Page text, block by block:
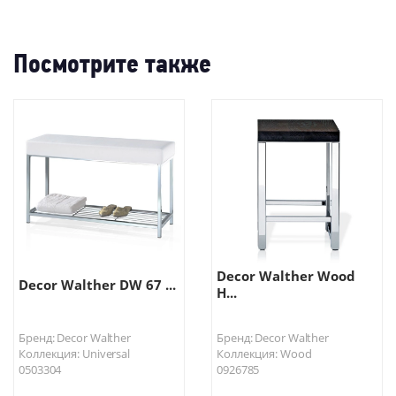
Посмотрите также
Decor Walther DW 67 ...
Бренд: Decor Walther
Коллекция: Universal
0503304
Decor Walther Wood
H...
Бренд: Decor Walther
Коллекция: Wood
0926785